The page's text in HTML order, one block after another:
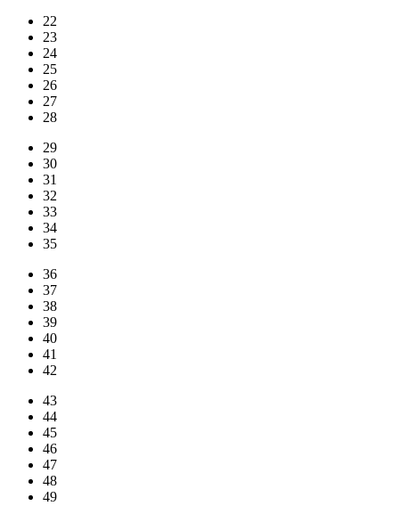
22
23
24
25
26
27
28
29
30
31
32
33
34
35
36
37
38
39
40
41
42
43
44
45
46
47
48
49